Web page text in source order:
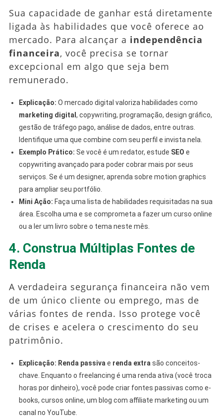
Sua capacidade de ganhar está diretamente
ligada às habilidades que você oferece ao
mercado. Para alcançar a independência
financeira, você precisa se tornar
excepcional em algo que seja bem
remunerado.
Explicação: O mercado digital valoriza habilidades como
marketing digital , copywriting, programação, design gráfico,
gestão de tráfego pago, análise de dados, entre outras.
Identifique uma que combine com seu perfil e invista nela.
Exemplo Prático: Se você é um redator, estude SEO e
copywriting avançado para poder cobrar mais por seus
serviços. Se é um designer, aprenda sobre motion graphics
para ampliar seu portfólio.
Mini Ação: Faça uma lista de habilidades requisitadas na sua
área. Escolha uma e se comprometa a fazer um curso online
ou a ler um livro sobre o tema neste mês.
4. Construa Múltiplas Fontes de
Renda
A verdadeira segurança financeira não vem
de um único cliente ou emprego, mas de
várias fontes de renda. Isso protege você
de crises e acelera o crescimento do seu
patrimônio.
Explicação: Renda passiva e renda extra são conceitos-
chave. Enquanto o freelancing é uma renda ativa (você troca
horas por dinheiro), você pode criar fontes passivas como e-
books, cursos online, um blog com affiliate marketing ou um
canal no YouTube.